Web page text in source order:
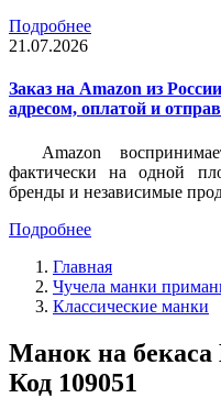
Подробнее
21.07.2026
Заказ на Amazon из
адресом, оплатой и
Amazon
фактически на одной
бренды и независимые
Подробнее
Главная
Чучела манки
Классические манки
Манок на
Код 109051